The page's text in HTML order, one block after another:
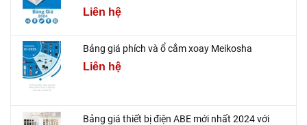
Liên hệ
Bảng giá phích và ổ cắm xoay Meikosha
Liên hệ
Bảng giá thiết bị điện ABE mới nhất 2024 với